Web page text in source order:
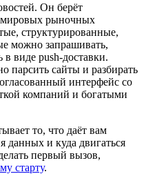
Он берёт
рыночных
структурированные,
можно запрашивать,
виде push-доставки.
парсить сайты и разбирать
интерфейс со
компаний и богатыми
то, что даёт вам
данных и куда двигаться
первый вызов,
старту.